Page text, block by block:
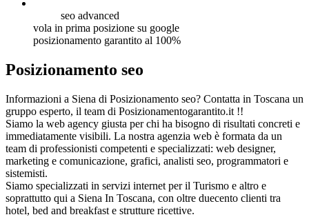
seo advanced
vola in prima posizione su google
posizionamento garantito al 100%
Posizionamento seo
Informazioni a Siena di Posizionamento seo? Contatta in Toscana un
gruppo esperto, il team di Posizionamentogarantito.it !!
Siamo la web agency giusta per chi ha bisogno di risultati concreti e
immediatamente visibili. La nostra agenzia web è formata da un
team di professionisti competenti e specializzati: web designer,
marketing e comunicazione, grafici, analisti seo, programmatori e
sistemisti.
Siamo specializzati in servizi internet per il Turismo e altro e
soprattutto qui a Siena In Toscana, con oltre duecento clienti tra
hotel, bed and breakfast e strutture ricettive.